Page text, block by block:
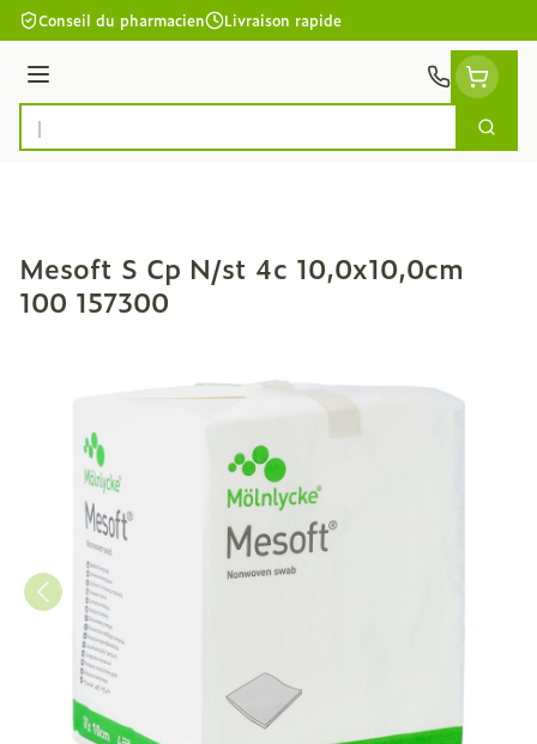
Aller au contenu
Conseil du pharmacien Livraison rapide
Menu
Rechercher
Mesoft S Cp N/st 4c 10,0x10,0cm
100 157300